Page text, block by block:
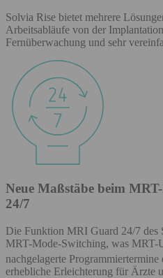
Solvia Rise bietet mehrere
Arbeitsabläufe von der
Fernüberwachung und sehr
Neue Maßstäbe beim
24/7
Die Funktion MRI Guard 24/7 des
MRT-Mode-Switching, was MRT-
nachgelagerte
erhebliche Erleichterung für Ärzte